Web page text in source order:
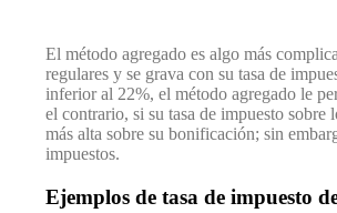
El método agregado es algo más
regulares y se grava con su tasa de
inferior al 22%, el método agregado le
el contrario, si su tasa de impuesto sobre
más alta sobre su bonificación; sin
impuestos.
Ejemplos de tasa de impuesto